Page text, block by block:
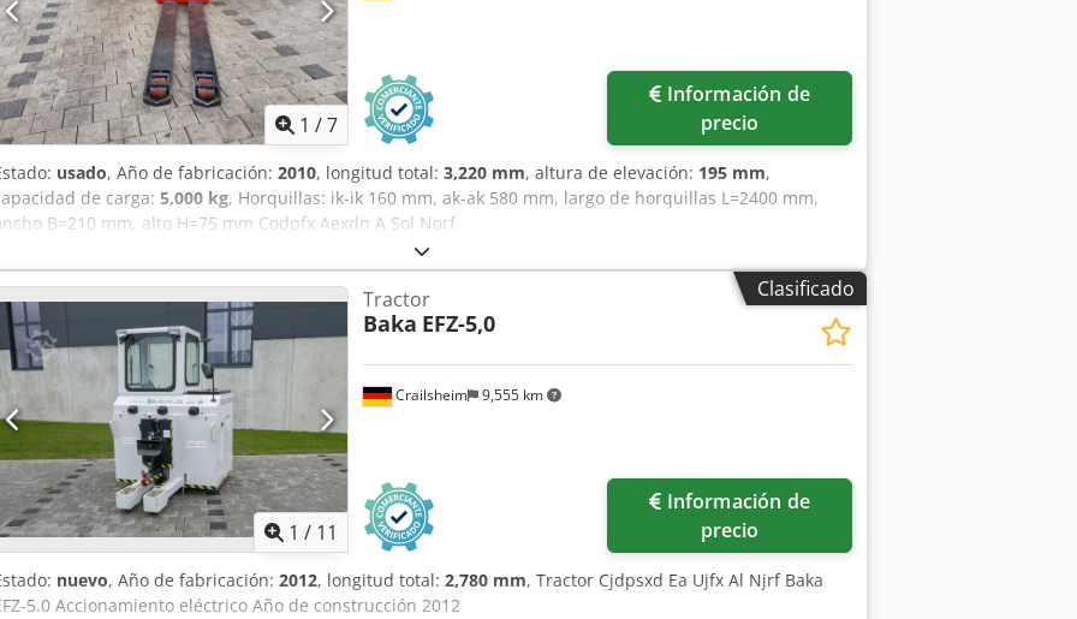
1 /7
precio
usado, Año de fabricación: 2010, longitud total: 3,220 mm, altura de elevación: 195 mm,
de carga: 5,000 kg, Horquillas: ik-ik 160 mm, ak-ak 580 mm, largo de horquillas L=2400 mm,
B=210 mm, alto H=75 mm Codpfx Aexdn A Sol Norf
Clasificado
1 / 11
Crailsheim 9,555 km
Tractor
Baka EFZ-5,0
precio
nuevo, Año de fabricación: 2012, longitud total: 2,780 mm, Tractor Cjdpsxd Ea Ujfx Al Njrf Baka
5.0 Accionamiento eléctrico Año de construcción 2012